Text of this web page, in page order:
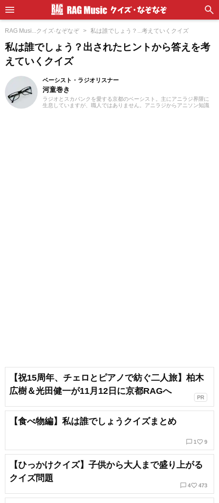
RAG Musi...クイズ·なぞなぞ 私は誰でしょう？...考えていくクイズ
私は誰でしょう？出されたヒントから答えを考
えていくクイズ
ベーシスト・ラジオリスナー
河童巻き
ラジオとスカパンクを愛する京都のベーシスト。主にアニラジ界隈に
生息していますが、職人ではありません。アニラジからアニソン知識
【祝15周年、チェロとピアノで紡ぐ二人旅】柏木
広樹＆光田健一が11月12日に京都RAGへ
PR
【食べ物編】私は誰でしょうクイズまとめ
chat_bubble_outline 1 favorite_border 9
【ひっかけクイズ】子供から大人まで盛り上がる
クイズ問題
chat_bubble_outline 4favorite_border 473